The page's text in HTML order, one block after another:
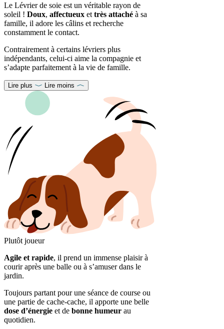
Le Lévrier de soie est un véritable rayon de
soleil ! Doux, affectueux et très attaché à sa
famille, il adore les câlins et recherche
constamment le contact.
Contrairement à certains lévriers plus
indépendants, celui-ci aime la compagnie et
s’adapte parfaitement à la vie de famille.
Lire plus Lire moins
Plutôt joueur
Agile et rapide, il prend un immense plaisir à
courir après une balle ou à s’amuser dans le
jardin.
Toujours partant pour une séance de course ou
une partie de cache-cache, il apporte une belle
dose d’énergie et de bonne humeur au
quotidien.